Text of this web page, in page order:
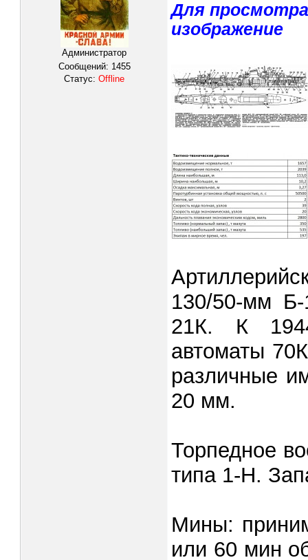
Администратор
Сообщений: 1455
Статус:Offline
Для
изображение
130/50-мм
21К. К
автоматы
различные
20 мм.
Торпедное
типа 1-Н.
Мины:
или 60 мин